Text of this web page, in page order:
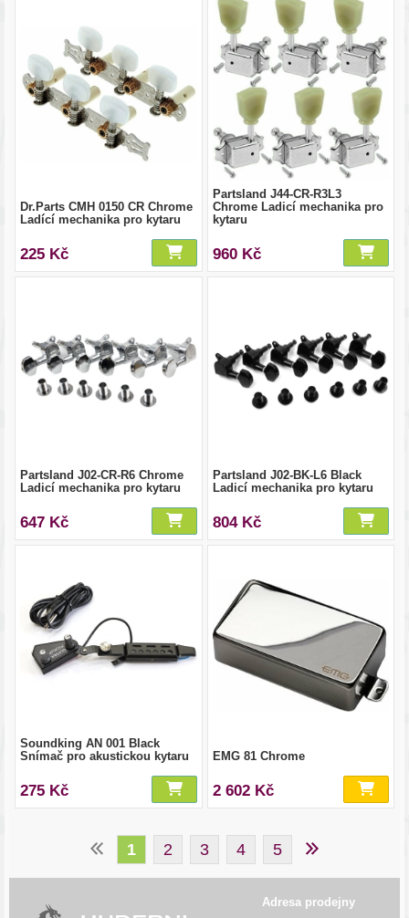
Dr.Parts CMH 0150 CR Chrome
Ladící mechanika pro kytaru
225 Kč
Partsland J44-CR-R3L3
Chrome Ladicí mechanika pro
kytaru
960 Kč
Partsland J02-CR-R6 Chrome
Ladicí mechanika pro kytaru
647 Kč
Partsland J02-BK-L6 Black
Ladicí mechanika pro kytaru
804 Kč
Soundking AN 001 Black
Snímač pro akustickou kytaru
275 Kč
EMG 81 Chrome
2 602 Kč
1 2 3 4 5
Adresa prodejny